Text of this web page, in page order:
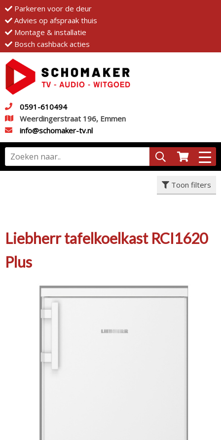
Parkeren voor de deur
Advies op afspraak thuis
Montage & installatie
Bosch cashback acties
0591-610494
Weerdingerstraat 196, Emmen
info@schomaker-tv.nl
Toon filters
Liebherr tafelkoelkast RCI1620
Plus